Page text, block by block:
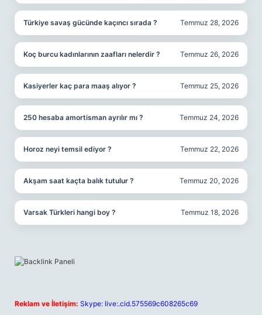
Türkiye savaş gücünde kaçıncı sırada ? Temmuz 28, 2026
Koç burcu kadınlarının zaafları nelerdir ? Temmuz 26, 2026
Kasiyerler kaç para maaş alıyor ? Temmuz 25, 2026
250 hesaba amortisman ayrılır mı ? Temmuz 24, 2026
Horoz neyi temsil ediyor ? Temmuz 22, 2026
Akşam saat kaçta balık tutulur ? Temmuz 20, 2026
Varsak Türkleri hangi boy ? Temmuz 18, 2026
Reklam ve İletişim: Skype: live:.cid.575569c608265c69